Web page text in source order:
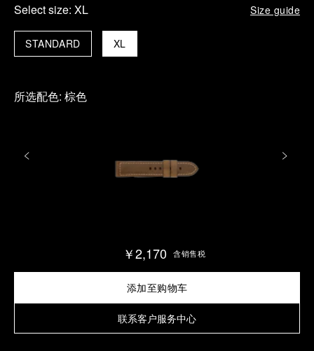
Select size: XL Size guide
XL
STANDARD
所选配色: 棕色
￥2,170 含销售税
添加至购物车
联系客户服务中心